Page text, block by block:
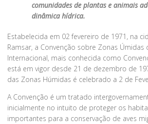
comunidades de plantas e animais
dinâmica hídrica.
Estabelecida em 02 fevereiro de 1971, na
Ramsar, a Convenção sobre Zonas Úmidas
Internacional, mais conhecida como
está em vigor desde 21 de dezembro de
das Zonas Húmidas é celebrado a 2 de
A Convenção é um tratado
inicialmente no intuito de proteger os
importantes para a conservação de aves